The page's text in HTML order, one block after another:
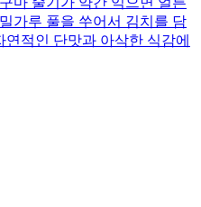
가루 풀을 쑤어서 김치를 담
적인 단맛과 아삭한 식감에